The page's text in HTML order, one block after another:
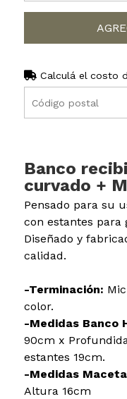
Calculá el costo
Banco
curvado +
Pensado para su
con estantes para
Diseñado y
calidad.
-Terminación:
color.
-Medidas Banco
90cm x
estantes 19cm.
-Medidas
Altura 16cm